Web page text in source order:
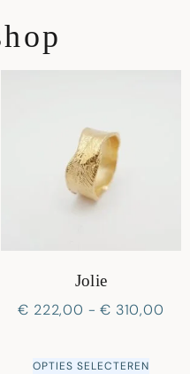
Jolie
€ 222,00 - € 310,00
OPTIES SELECTEREN